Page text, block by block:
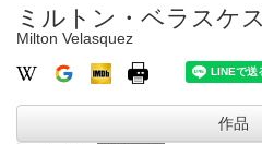
ミルトン・ベラスケス
Milton Velasquez
作品